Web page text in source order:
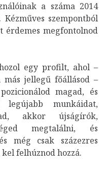
a száma 2014
szempontból
érdemes megfontolnod
egy profilt, ahol –
jellegű főállásod –
magad, és
legújabb munkáidat,
akkor újságírók,
megtalálni, és
még csak százezres
felhúznod hozzá.